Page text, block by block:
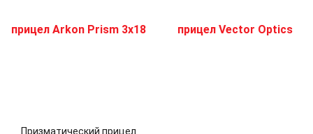
Призматический прицел